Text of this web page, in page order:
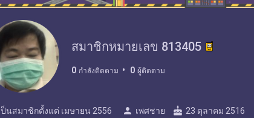
สมาชิกหมายเลข 813405
0 กำลังติดตาม 0 ผู้ติดตาม
ป็นสมาชิกตั้งแต่ เมษายน 2556 person เพศชาย cake 23 ตุลาคม 2516